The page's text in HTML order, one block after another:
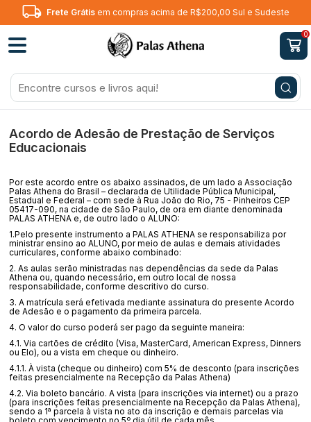
Frete Grátisem compras acima de R$200,00 Sul e Sudeste
0
Acordo de Adesão de Prestação de Serviços
Educacionais
Por este acordo entre os abaixo assinados, de um lado a Associação
Palas Athena do Brasil – declarada de Utilidade Pública Municipal,
Estadual e Federal – com sede à Rua João do Rio, 75 - Pinheiros CEP
05417-090, na cidade de São Paulo, de ora em diante denominada
PALAS ATHENA e, de outro lado o ALUNO:
1.Pelo presente instrumento a PALAS ATHENA se responsabiliza por
ministrar ensino ao ALUNO, por meio de aulas e demais atividades
curriculares, conforme abaixo combinado:
2. As aulas serão ministradas nas dependências da sede da Palas
Athena ou, quando necessário, em outro local de nossa
responsabilidade, conforme descritivo do curso.
3. A matrícula será efetivada mediante assinatura do presente Acordo
de Adesão e o pagamento da primeira parcela.
4. O valor do curso poderá ser pago da seguinte maneira:
4.1. Via cartões de crédito (Visa, MasterCard, American Express, Dinners
ou Elo), ou a vista em cheque ou dinheiro.
4.1.1. À vista (cheque ou dinheiro) com 5% de desconto (para inscrições
feitas presencialmente na Recepção da Palas Athena)
4.2. Via boleto bancário. A vista (para inscrições via internet) ou a prazo
(para inscrições feitas presencialmente na Recepção da Palas Athena),
sendo a 1ª parcela à vista no ato da inscrição e demais parcelas via